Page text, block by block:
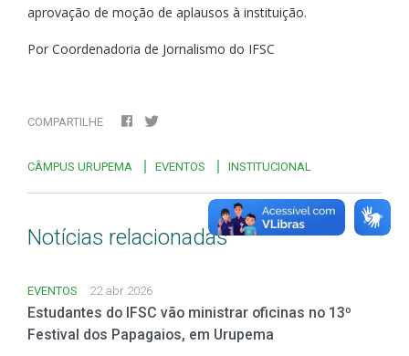
aprovação de moção de aplausos à instituição.
Por Coordenadoria de Jornalismo do IFSC
COMPARTILHE
CÂMPUS URUPEMA EVENTOS INSTITUCIONAL
Notícias relacionadas
EVENTOS 22 abr 2026
Estudantes do IFSC vão ministrar oficinas no 13º
Festival dos Papagaios, em Urupema